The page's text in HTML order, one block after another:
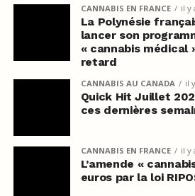
CANNABIS EN FRANCE il y
La Polynésie
lancer son
« cannabis médical
retard
CANNABIS AU CANADA il
Quick Hit Juillet
ces dernières
CANNABIS EN FRANCE il y
L’amende «
euros par la loi